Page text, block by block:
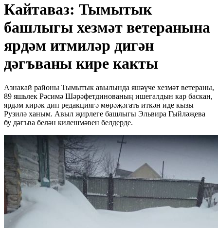
Кайтаваз: Тымытык
башлыгы хезмәт ветеранына
ярдәм итмиләр дигән
дәгъваны кире какты
Азнакай районы Тымытык авылында яшәүче хезмәт ветераны,
89 яшьлек Рәсимә Шәрәфетдинованың ишегалдын кар баскан,
ярдәм кирәк дип редакциягә мөрәҗәгать иткән иде кызы
Рузилә ханым. Авыл җирлеге башлыгы Эльвира Гыйләҗева
бу дәгъва белән килешмәвен белдерде.